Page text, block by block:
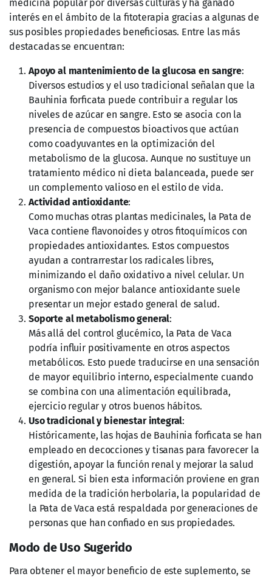
$125.00
Añadir al
carrito
En Existencia
$150.00-$180.00
Añadir al